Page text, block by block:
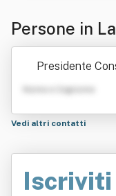
Persone in
ocietà
Presidente
Nome e Cognome
Vedi altri contatti
Iscriviti